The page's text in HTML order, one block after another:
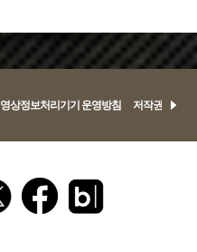
영상정보처리기기 운영방침 저작권정책